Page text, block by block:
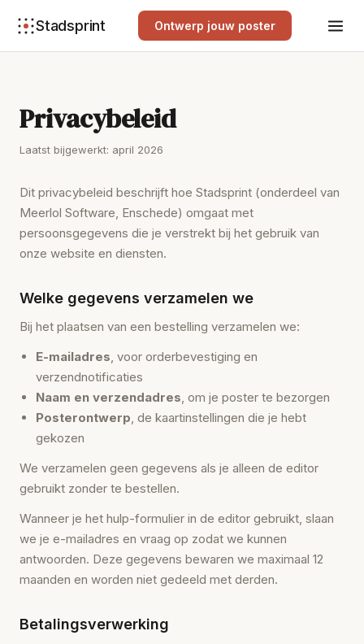
Stadsprint Ontwerp jouw poster
Privacybeleid
Laatst bijgewerkt: april 2026
Dit privacybeleid beschrijft hoe Stadsprint (onderdeel van
Meerlol Software, Enschede) omgaat met
persoonsgegevens die je verstrekt bij het gebruik van
onze website en diensten.
Welke gegevens verzamelen we
Bij het plaatsen van een bestelling verzamelen we:
E-mailadres, voor orderbevestiging en
verzendnotificaties
Naam en verzendadres, om je poster te bezorgen
Posterontwerp, de kaartinstellingen die je hebt
gekozen
We verzamelen geen gegevens als je alleen de editor
gebruikt zonder te bestellen.
Wanneer je het hulp-formulier in de editor gebruikt, slaan
we je e-mailadres en vraag op zodat we kunnen
antwoorden. Deze gegevens bewaren we maximaal 12
maanden en worden niet gedeeld met derden.
Betalingsverwerking